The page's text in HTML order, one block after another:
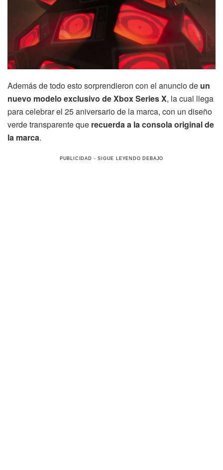
Además de todo esto sorprendieron con el anuncio de un
nuevo modelo exclusivo de Xbox Series X, la cual llega
para celebrar el 25 aniversario de la marca, con un diseño
verde transparente que recuerda a la consola original de
la marca.